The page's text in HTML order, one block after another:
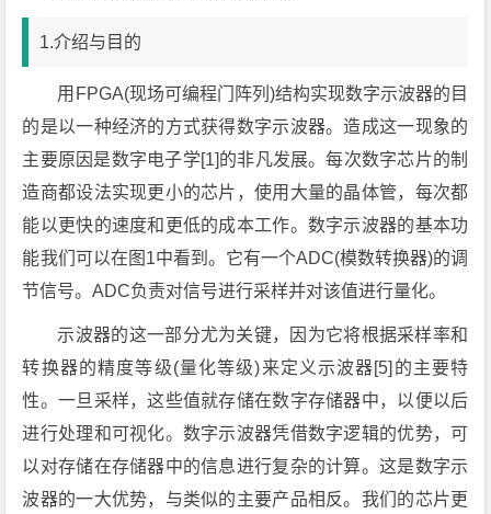
1.介绍与目的
用FPGA(现场可编程门阵列)结构实现数字示波器的目
的是以一种经济的方式获得数字示波器。造成这一现象的
主要原因是数字电子学[1]的非凡发展。每次数字芯片的制
造商都设法实现更小的芯片，使用大量的晶体管，每次都
能以更快的速度和更低的成本工作。数字示波器的基本功
能我们可以在图1中看到。它有一个ADC(模数转换器)的调
节信号。ADC负责对信号进行采样并对该值进行量化。
示波器的这一部分尤为关键，因为它将根据采样率和
转换器的精度等级(量化等级)来定义示波器[5]的主要特
性。一旦采样，这些值就存储在数字存储器中，以便以后
进行处理和可视化。数字示波器凭借数字逻辑的优势，可
以对存储在存储器中的信息进行复杂的计算。这是数字示
波器的一大优势，与类似的主要产品相反。我们的芯片更